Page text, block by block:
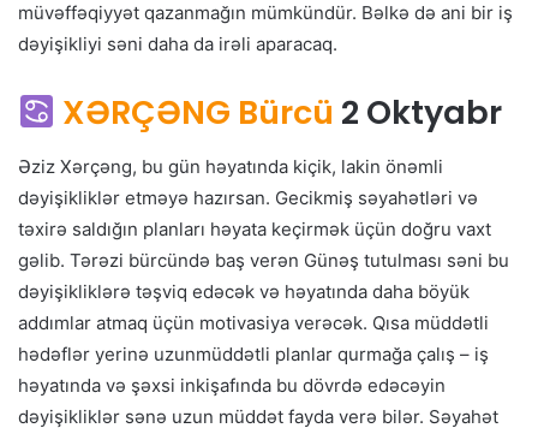
müvəffəqiyyət qazanmağın mümkündür. Bəlkə də ani bir iş
dəyişikliyi səni daha da irəli aparacaq.
XƏRÇƏNG Bürcü 2 Oktyabr
Əziz Xərçəng, bu gün həyatında kiçik, lakin önəmli
dəyişikliklər etməyə hazırsan. Gecikmiş səyahətləri və
təxirə saldığın planları həyata keçirmək üçün doğru vaxt
gəlib. Tərəzi bürcündə baş verən Günəş tutulması səni bu
dəyişikliklərə təşviq edəcək və həyatında daha böyük
addımlar atmaq üçün motivasiya verəcək. Qısa müddətli
hədəflər yerinə uzunmüddətli planlar qurmağa çalış – iş
həyatında və şəxsi inkişafında bu dövrdə edəcəyin
dəyişikliklər sənə uzun müddət fayda verə bilər. Səyahət